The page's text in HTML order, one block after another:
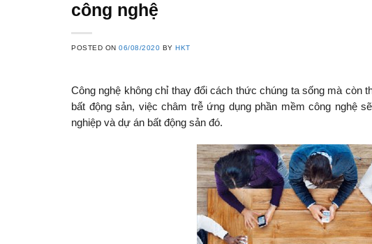
công nghệ
POSTED ON06/08/2020 BYHKT
Công nghệ không chỉ thay đổi cách thức chúng ta sống mà
bất động sản, việc châm trễ ứng dụng phần mềm công nghệ
nghiệp và dự án bất động sản đó.